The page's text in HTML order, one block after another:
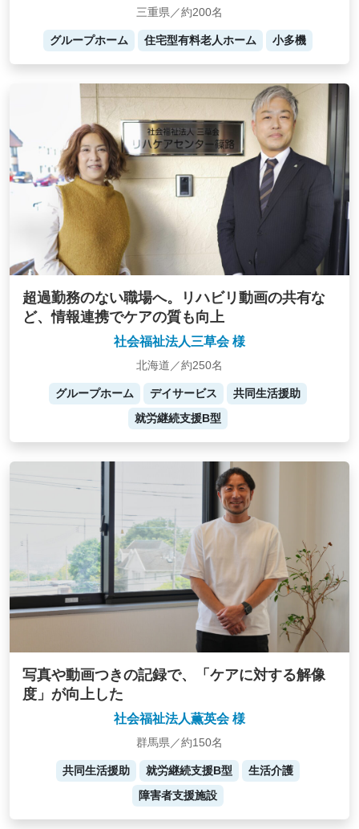
三重県／約200名
グループホーム 住宅型有料老人ホーム 小多機
超過勤務のない職場へ。リハビリ動画の共有な
ど、情報連携でケアの質も向上
社会福祉法人三草会 様
北海道／約250名
グループホーム デイサービス
共同生活援助
就労継続支援B型
写真や動画つきの記録で、「ケアに対する解像
度」が向上した
社会福祉法人薫英会 様
群馬県／約150名
共同生活援助 就労継続支援B型
生活介護
障害者支援施設